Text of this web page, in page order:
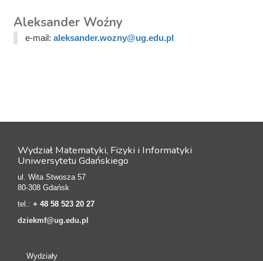
Aleksander Woźny
e-mail: aleksander.wozny@ug.edu.pl
Wydział Matematyki, Fizyki i Informatyki
Uniwersytetu Gdańskiego
ul. Wita Stwosza 57
80-308 Gdańsk
tel.: + 48 58 523 20 27
dziekmf@ug.edu.pl
Wydziały